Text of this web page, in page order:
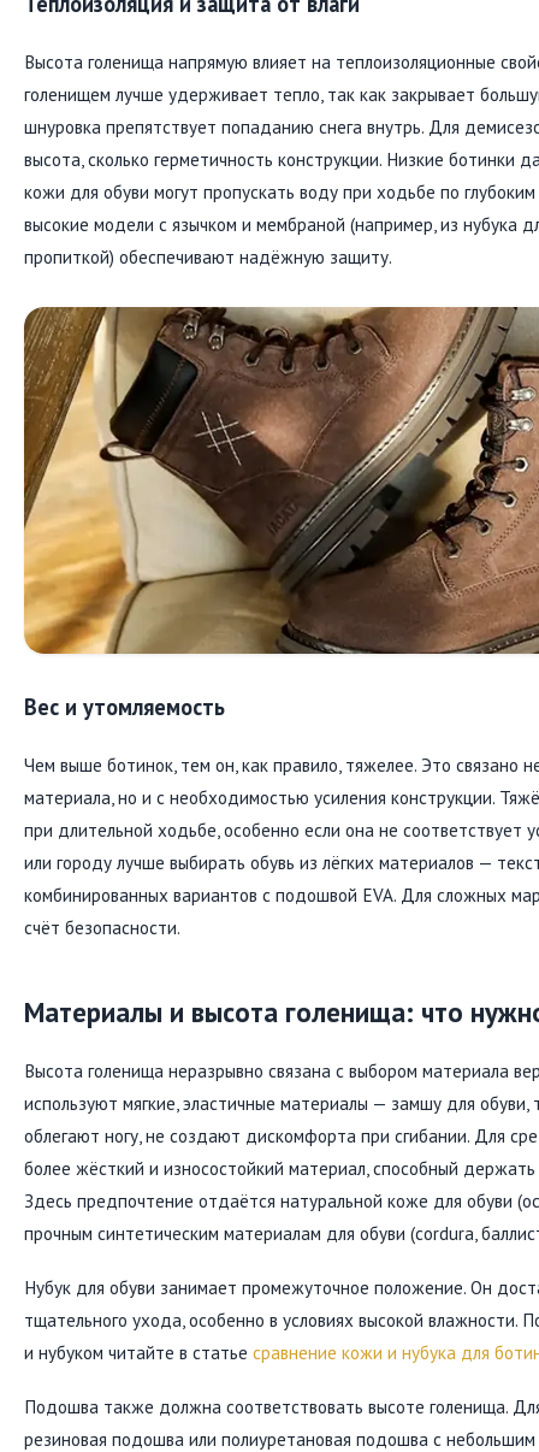
Высота голенища напрямую влияет на теплоизоляционные
голенищем лучше удерживает тепло, так как закрывает
шнуровка препятствует попаданию снега внутрь. Для
высота, сколько герметичность конструкции. Низкие ботинки
кожи для обуви могут пропускать воду при ходьбе по
высокие модели с язычком и мембраной (например, из нубука
пропиткой) обеспечивают надёжную защиту.
Вес и утомляемость
Чем выше ботинок, тем он, как правило, тяжелее. Это связано
материала, но и с необходимостью усиления конструкции.
при длительной ходьбе, особенно если она не соответствует
или городу лучше выбирать обувь из лёгких материалов —
комбинированных вариантов с подошвой EVA. Для сложных
счёт безопасности.
Материалы и высота голенища: что
Высота голенища неразрывно связана с выбором материала
используют мягкие, эластичные материалы — замшу для обуви,
облегают ногу, не создают дискомфорта при сгибании. Для
более жёсткий и износостойкий материал, способный
Здесь предпочтение отдаётся натуральной коже для обуви
прочным синтетическим материалам для обуви (cordura,
Нубук для обуви занимает промежуточное положение. Он
тщательного ухода, особенно в условиях высокой
и нубуком читайте в статье сравнение кожи и нубука для
Подошва также должна соответствовать высоте голенища.
резиновая подошва или полиуретановая подошва с